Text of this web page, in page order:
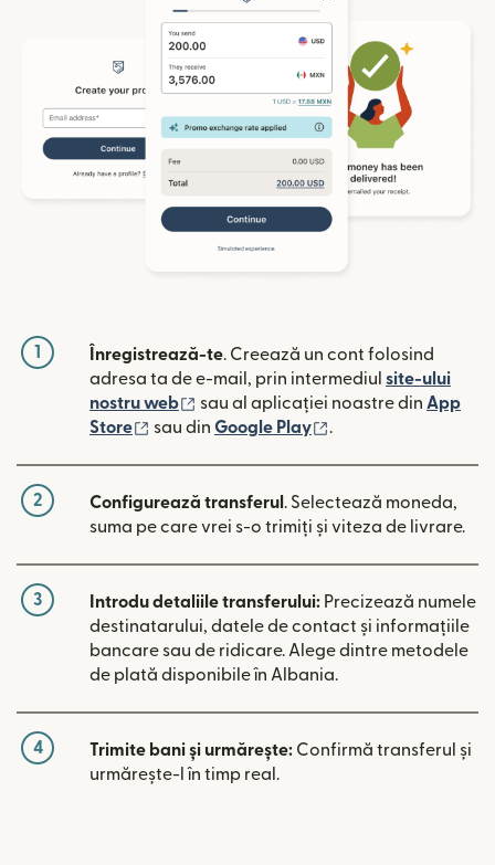
1 Înregistrează-te. Creează un cont folosind
adresa ta de e-mail, prin intermediul site-ului
nostru web
(se deschide într-o fereastră nouă)
sau al aplicației noastre din App
Store
(se deschide într-o fereastră nouă)
sau din Google Play (se deschide într-o
.
2 Configurează transferul . Selectează moneda,
suma pe care vrei s-o trimiți și viteza de livrare.
3 Introdu detaliile transferului: Precizează numele
destinatarului, datele de contact și informațiile
bancare sau de ridicare. Alege dintre metodele
de plată disponibile în Albania.
4 Trimite bani și urmărește: Confirmă transferul și
urmărește-l în timp real.